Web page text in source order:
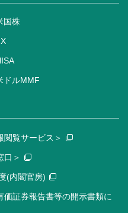
国株
ドルMMF
閲覧サービス＞
口＞
(内閣官房)
価証券報告書等の開示書類に